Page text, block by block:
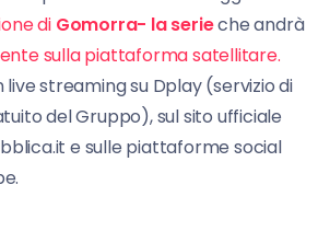
di Gomorra- la serieche andrà
sulla piattaforma satellitare.
streaming su Dplay (servizio di
del Gruppo), sul sito ufficiale
e sulle piattaforme social